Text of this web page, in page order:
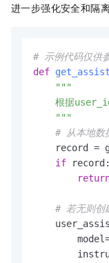
进一步强化安全和隔
# 示例代码仅供
def
"""
根据
    """
# 从本地
record =
if record:
# 若无则创